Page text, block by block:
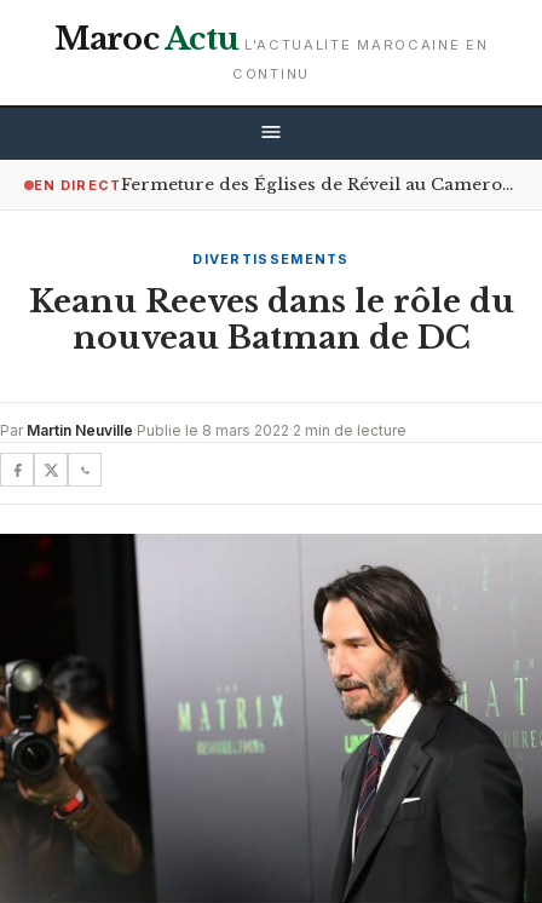
MarocActu L'ACTUALITE MAROCAINE EN
CONTINU
EN DIRECT Fermeture des Églises de Réveil au Cameroun : Le Gouvernement Encourage le Respect de la Loi
DIVERTISSEMENTS
Keanu Reeves dans le rôle du
nouveau Batman de DC
Par Martin Neuville·Publie le 8 mars 2022·2 min de lecture